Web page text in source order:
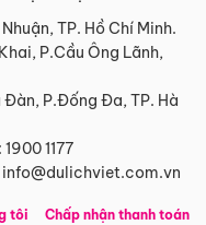
TP. Hồ Chí Minh.
P.Cầu Ông Lãnh,
P.Đống Đa, TP. Hà
: 1900 1177
info@dulichviet.com.vn
tôi Chấp nhận thanh toán